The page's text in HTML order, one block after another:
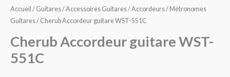
Accueil / Guitares/Accessoires Guitares/Accordeurs / Métronomes
Guitares/ Cherub Accordeur guitare WST-551C
Cherub Accordeur guitare WST-
551C